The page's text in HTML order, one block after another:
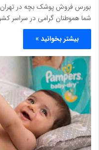
بورس فروش پوشک بچه در
شما هموطنان گرامی در سراسر
بیشتر بخوانید »